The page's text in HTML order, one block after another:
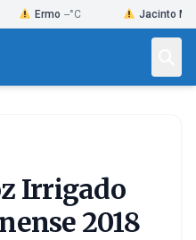
Ermo --°C Jacinto Machado
Irrigado
2018